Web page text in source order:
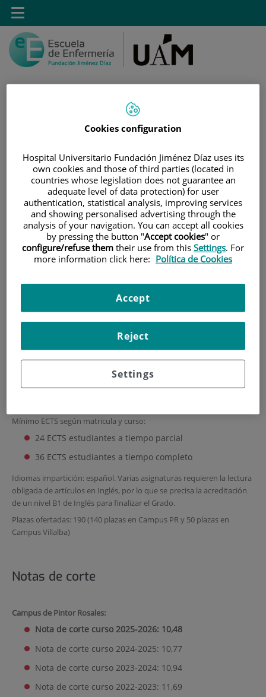
Saltar al contenido
Toggle
navigation
INICIO|ESTUDIOS|GRADO EN ENFERMERÍA
DESCRIPCIÓN DEL TÍTULO Y NOTA DE CORTE
Descripción del título y
nota de corte
Enfermería Fundación Jiménez Díaz- UAM
Curso implantación: 2010/11 (CALENDARIO DE IMPLANTACIÓN Y
TABLAS DE EQUIVALENCIAS AQUI(extraído del punto diez de la
memoria de Verificación del Título))
Tipo de enseñanza: Presencial
Mínimo ECTS según matricula y curso:
24 ECTS estudiantes a tiempo parcial
36 ECTS estudiantes a tiempo completo
Idiomas impartición: español. Varias asignaturas requieren la lectura
obligada de artículos en Inglés, por lo que se precisa la acreditación
de un nivel B1 de Inglés para finalizar el Grado.
Plazas ofertadas: 190 (140 plazas en Campus PR y 50 plazas en
Campus Villalba)
Notas de corte
Campus de Pintor Rosales:
Nota de corte curso 2025-2026: 10,48
Nota de corte curso 2024-2025: 10,77
Nota de corte curso 2023-2024: 10,94
Nota de corte curso 2022-2023: 11,69
Cookies configuration
Hospital Universitario Fundación Jiménez Díaz uses its
own cookies and those of third parties (located in
countries whose legislation does not guarantee an
adequate level of data protection) for user
authentication, statistical analysis, improving services
and showing personalised advertising through the
analysis of your navigation. You can accept all cookies
by pressing the button "Accept cookies" or
configure/refuse them their use from this Settings. For
more information click here: Política de Cookies
Settings
Reject
Accept